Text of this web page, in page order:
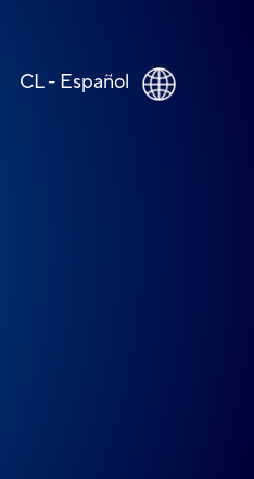
CL - Español